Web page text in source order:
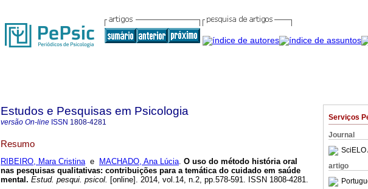
Serviços
Journal
SciELO
artigo
Estudos e Pesquisas em Psicologia
versão On-line ISSN 1808-4281
Resumo
RIBEIRO, Mara Cristinae MACHADO, Ana Lúcia. O uso do método história oral
nas pesquisas qualitativas: contribuições para a temática do cuidado em saúde
mental . Estud. pesqui. psicol. [online]. 2014, vol.14, n.2, pp.578-591. ISSN 1808-4281.